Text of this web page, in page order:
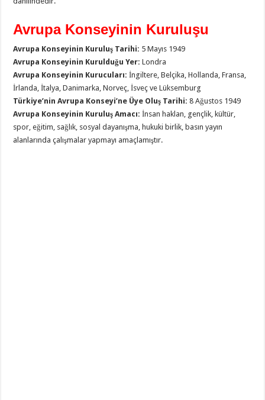
Avrupa Konseyinin Kuruluşu
Avrupa Konseyinin Kuruluş Tarihi: 5 Mayıs 1949
Avrupa Konseyinin Kurulduğu Yer: Londra
Avrupa Konseyinin Kurucuları: İngiltere, Belçika, Hollan­da, Fransa,
İrlanda, İtalya, Danimarka, Norveç, İsveç ve Lüksemburg
Türkiye’nin Avrupa Konseyi’ne Üye Oluş Tarihi: 8 Ağustos 1949
Avrupa Konseyinin Kuruluş Amacı: İnsan haklan, gençlik, kültür,
spor, eğitim, sağlık, sosyal dayanışma, hukuki birlik, basın yayın
alanlarında çalışmalar yapmayı amaçlamıştır.